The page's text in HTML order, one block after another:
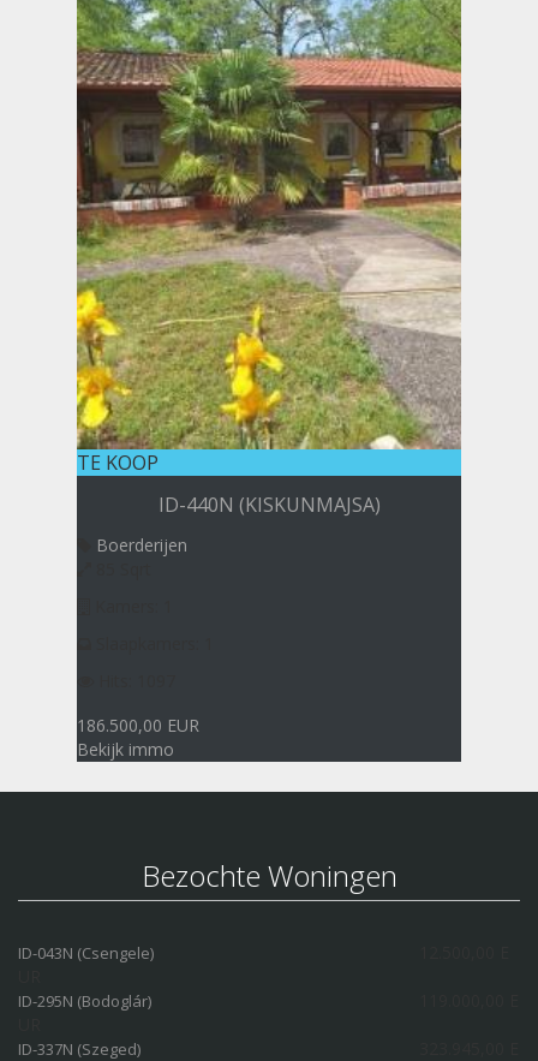
TE KOOP
ID-440N (KISKUNMAJSA)
Boerderijen
186.500,00 EUR
Bekijk immo
Bezochte Woningen
ID-043N (Csengele)
ID-295N (Bodoglár)
ID-337N (Szeged)